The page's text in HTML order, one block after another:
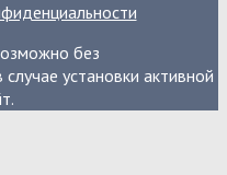
без
установки активной